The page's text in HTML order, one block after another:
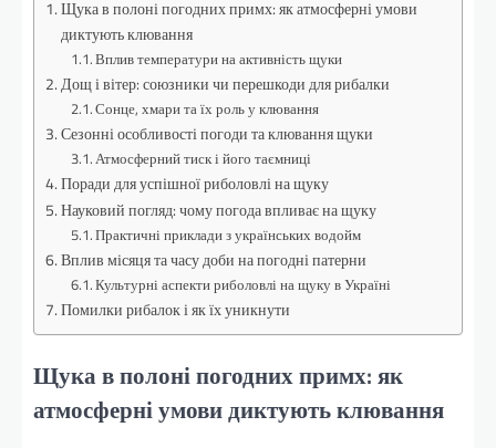
Щука в полоні погодних примх: як атмосферні умови
диктують клювання
Вплив температури на активність щуки
Дощ і вітер: союзники чи перешкоди для рибалки
Сонце, хмари та їх роль у клювання
Сезонні особливості погоди та клювання щуки
Атмосферний тиск і його таємниці
Поради для успішної риболовлі на щуку
Науковий погляд: чому погода впливає на щуку
Практичні приклади з українських водойм
Вплив місяця та часу доби на погодні патерни
Культурні аспекти риболовлі на щуку в Україні
Помилки рибалок і як їх уникнути
Щука в полоні погодних примх: як
атмосферні умови диктують клювання